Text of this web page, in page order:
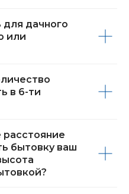
дачного
или
в 6-ти
бытовку ваш